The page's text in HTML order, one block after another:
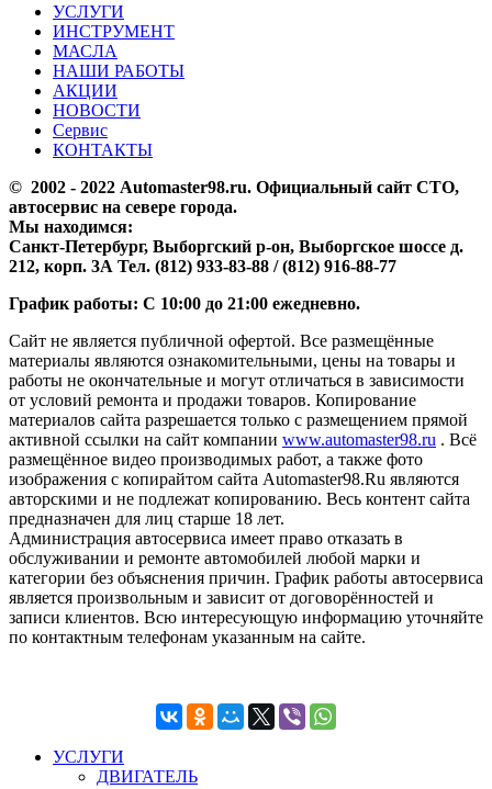
УСЛУГИ
ИНСТРУМЕНТ
МАСЛА
НАШИ РАБОТЫ
АКЦИИ
НОВОСТИ
Сервис
КОНТАКТЫ
© 2002 - 2022 Аutomaster98.ru. Официальный сайт СТО,
автосервис на севере города.
Мы находимся:
Санкт-Петербург, Выборгский р-он, Выборгское шоссе д.
212, корп. 3А Тел. (812) 933-83-88 / (812) 916-88-77
График работы: С 10:00 до 21:00 ежедневно.
Сайт не является публичной офертой. Все размещённые
материалы являются ознакомительными, цены на товары и
работы не окончательные и могут отличаться в зависимости
от условий ремонта и продажи товаров. Копирование
материалов сайта разрешается только с размещением прямой
активной ссылки на сайт компании www.automaster98.ru . Всё
размещённое видео производимых работ, а также фото
изображения с копирайтом сайта Automaster98.Ru являются
авторскими и не подлежат копированию. Весь контент сайта
предназначен для лиц старше 18 лет.
Администрация автосервиса имеет право отказать в
обслуживании и ремонте автомобилей любой марки и
категории без объяснения причин. График работы автосервиса
является произвольным и зависит от договорённостей и
записи клиентов. Всю интересующую информацию уточняйте
по контактным телефонам указанным на сайте.
УСЛУГИ
ДВИГАТЕЛЬ